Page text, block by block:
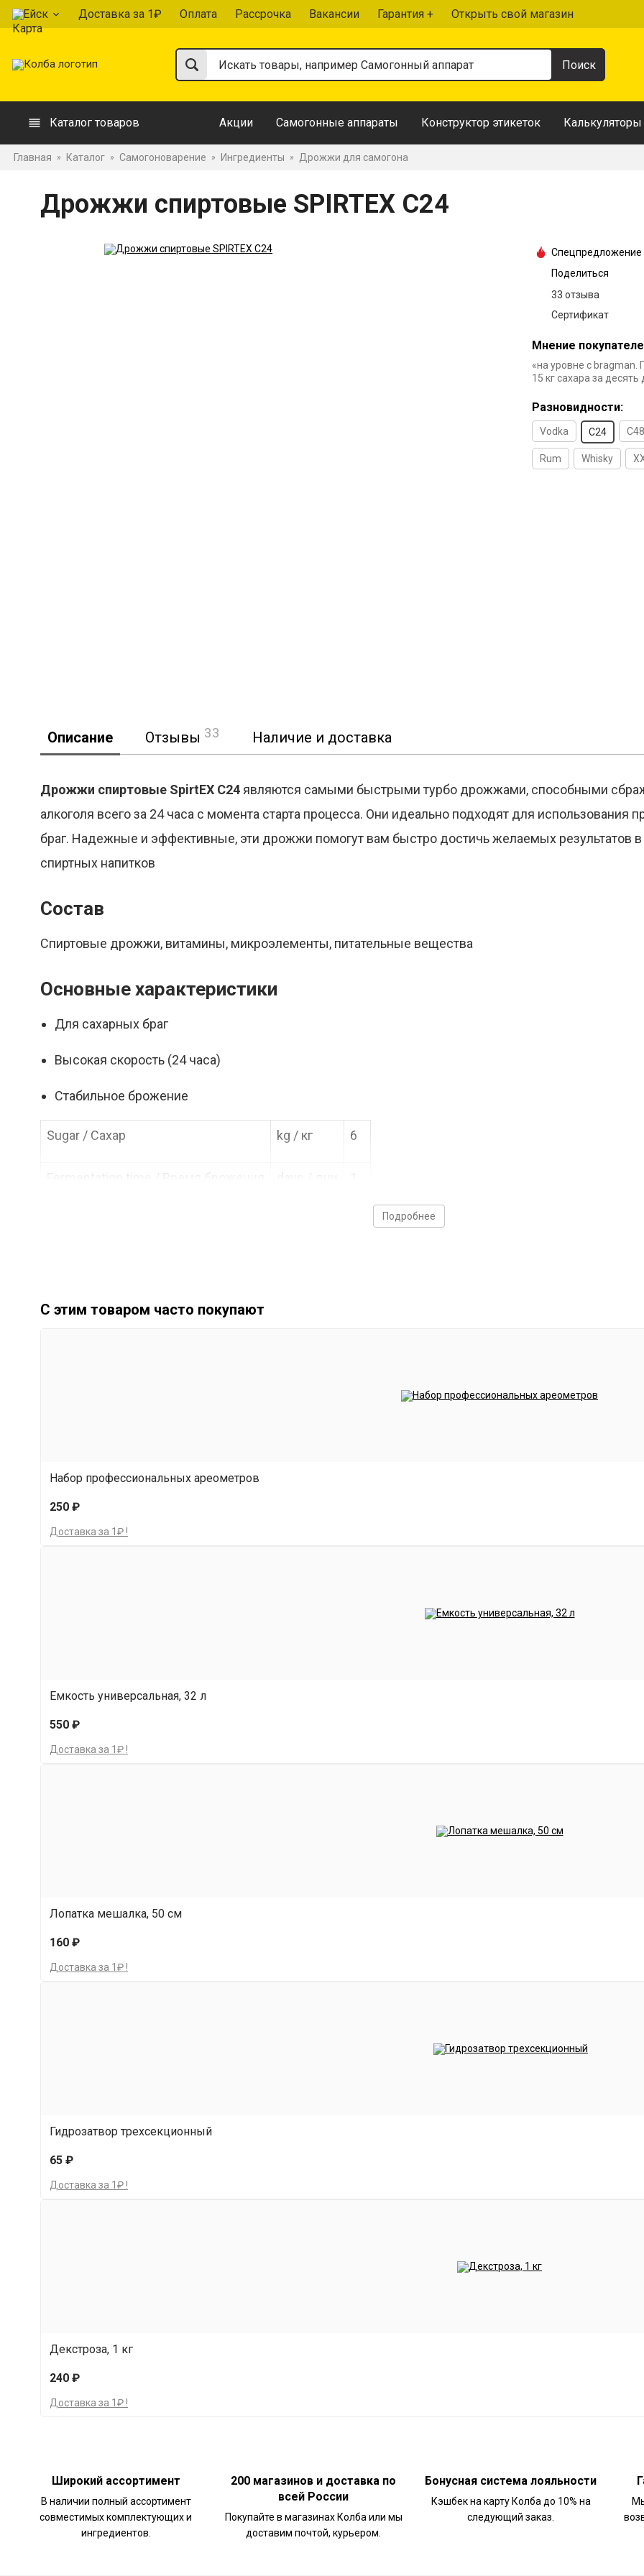
Ейск Доставка за 1₽ Оплата Рассрочка Вакансии Гарантия + Открыть свой магазин
Каталог товаров Акции Самогонные аппараты Конструктор этикеток Калькуляторы
Главная » Каталог » Самогоноварение » Ингредиенты » Дрожжи для самогона
Дрожжи спиртовые SPIRTEX C24
Спецпредложение
Поделиться
33 отзыва
Сертификат
Мнение
«на уровне с bragman.
15 кг сахара за десять
Разновидности:
Vodka C24 C48
Rum Whisky
Описание Отзывы 33 Наличие и доставка
Дрожжи спиртовые SpirtEX C24 являются самыми быстрыми турбо дрожжами, способными
алкоголя всего за 24 часа с момента старта процесса. Они идеально подходят для использования
браг. Надежные и эффективные, эти дрожжи помогут вам быстро достичь желаемых результатов в
спиртных напитков
Состав
Спиртовые дрожжи, витамины, микроэлементы, питательные вещества
Основные характеристики
Для сахарных браг
Высокая скорость (24 часа)
Стабильное брожение
Sugar / Сахар kg / кг 6
days / дни
Способ применения
Подробнее
С этим товаром часто покупают
Набор профессиональных ареометров
250 ₽
Доставка за 1₽ !
Емкость универсальная, 32 л
550 ₽
Доставка за 1₽ !
Лопатка мешалка, 50 см
160 ₽
Доставка за 1₽ !
Гидрозатвор трехсекционный
65 ₽
Доставка за 1₽ !
Декстроза, 1 кг
240 ₽
Доставка за 1₽ !
Широкий ассортимент
В наличии полный ассортимент
совместимых комплектующих и
ингредиентов.
200 магазинов и доставка по
всей России
Покупайте в магазинах Колба или мы
доставим почтой, курьером.
Бонусная система лояльности
Кэшбек на карту Колба до 10% на
следующий заказ.